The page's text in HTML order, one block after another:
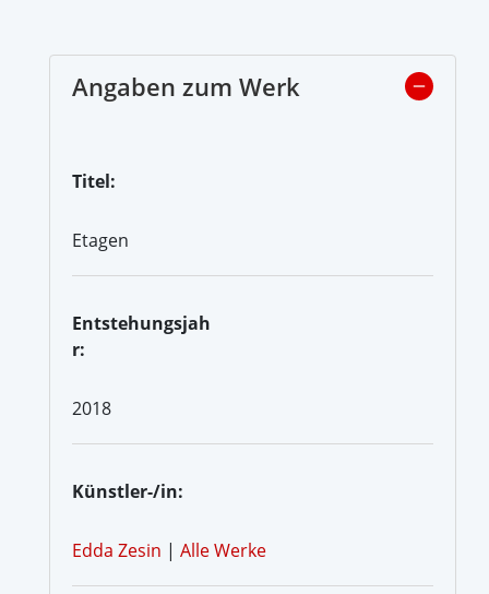
Angaben zum Werk
Titel:
Etagen
Entstehungsjah
r:
2018
Künstler-/in:
Edda Zesin | Alle Werke